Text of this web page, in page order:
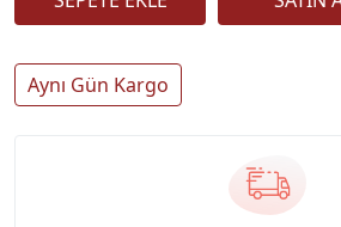
Aynı Gün Kargo